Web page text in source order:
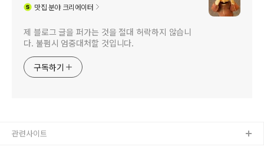
맛집분야 크리에이터
제 블로그 글을 퍼가는 것을 절대 허락하지 않습니
다. 불펌시 엄중대처할 것입니다.
구독하기
관련사이트